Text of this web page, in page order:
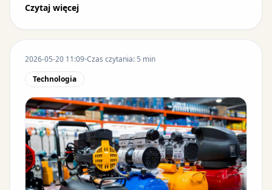
Czytaj więcej
2026-05-20 11:09 Czas czytania: 5 min
Technologia